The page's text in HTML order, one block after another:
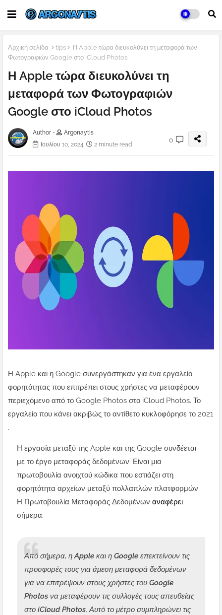
Αρχική σελίδα tips
Η Apple τώρα διευκολύνει τη μεταφορά των
Φωτογραφιών Google στο iCloud Photos
Η Apple τώρα διευκολύνει τη
μεταφορά των Φωτογραφιών
Google στο iCloud Photos
Author -
Argonaytis
Ιουλίου 10, 2024
2 minute read
0
Η Apple και η Google συνεργάστηκαν για ένα εργαλείο
φορητότητας που επιτρέπει στους χρήστες να μεταφέρουν
περιεχόμενο από το Google Photos στο iCloud Photos. Το
εργαλείο που κάνει ακριβώς το αντίθετο κυκλοφόρησε το 2021
.
Η εργασία μεταξύ της Apple και της Google συνδέεται
με το έργο μεταφοράς δεδομένων. Είναι μια
πρωτοβουλία ανοιχτού κώδικα που εστιάζει στη
φορητότητα αρχείων μεταξύ πολλαπλών πλατφορμών.
Η Πρωτοβουλία Μεταφοράς Δεδομένων αναφέρει
σήμερα:
Από σήμερα, η Apple και η Google επεκτείνουν τις
προσφορές τους για άμεση μεταφορά δεδομένων
για να επιτρέψουν στους χρήστες του Google
Photos να μεταφέρουν τις συλλογές τους απευθείας
στο iCloud Photos. Αυτό το μέτρο συμπληρώνει τις